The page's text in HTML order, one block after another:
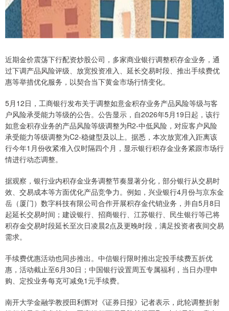
近期金价震荡下行配资炒股公司，多家商业银行调整积存金业务，通
过下调产品风险评级、放宽投资准入、延长交易时段、推出手续费优
惠等举措优化服务，以契合当下黄金市场行情变化。
5月12日，工商银行发布关于调整如意金积存业务产品风险等级与客
户风险承受能力等级的公告。公告显示，自2026年5月19日起，该行
如意金积存业务的产品风险等级调整为R2-中低风险，对应客户风险
承受能力等级调整为C2-稳健型及以上。据悉，本次放宽准入距离该
行今年1月份收紧准入仅时隔四个月，显示银行积存金业务紧跟市场行
情进行动态调整。
据观察，银行业内积存金业务调整节奏显著分化，部分银行从交易时
效、交易成本等方面优化产品竞争力。例如，兴业银行4月份与京东金
岳（厦门）数字科技有限公司合作开展积存金代销业务，并自5月8日
起延长交易时间；建设银行、招商银行、江苏银行、民生银行等已将
积存金交易时段延长至次日凌晨2点及更晚时段，满足投资者夜间交易
需求。
手续费优惠活动也同步推出。中信银行限时推出定投手续费五折优
惠，活动截止至6月30日；中国银行设置周五专属福利，当日办理申
购、定投业务每克可减免1元手续费。
南开大学金融学教授田利辉对《证券日报》记者表示，此轮调整折射